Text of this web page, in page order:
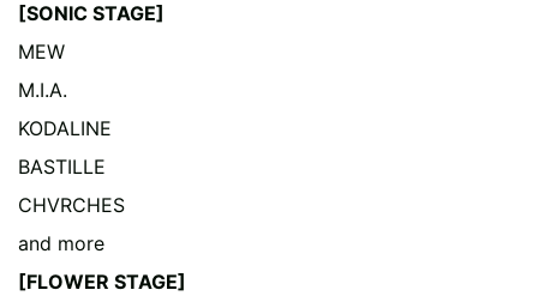
[SONIC STAGE]
MEW
M.I.A.
KODALINE
BASTILLE
CHVRCHES
and more
[FLOWER STAGE]